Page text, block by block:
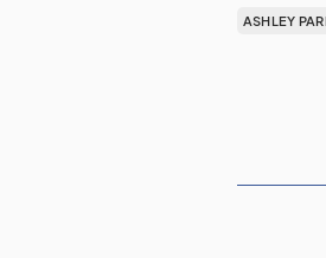
ASHLEY